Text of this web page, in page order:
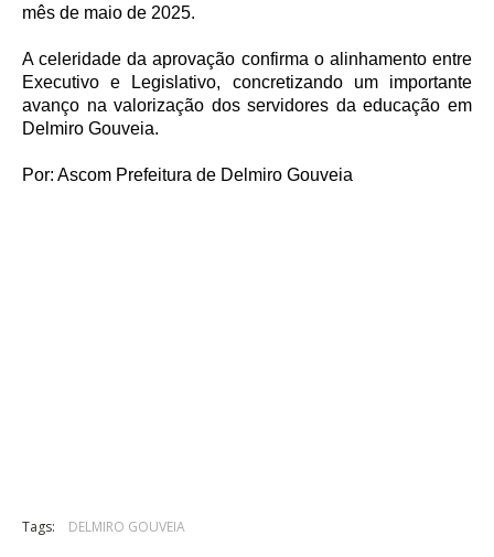
mês de maio de 2025.
A celeridade da aprovação confirma o alinhamento entre
Executivo e Legislativo, concretizando um importante
avanço na valorização dos servidores da educação em
Delmiro Gouveia.
Por: Ascom Prefeitura de Delmiro Gouveia
Tags: DELMIRO GOUVEIA